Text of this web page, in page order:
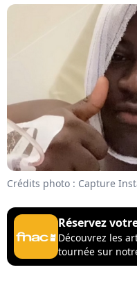
Crédits photo : Capture
Réservez
Découvrez les
tournée sur